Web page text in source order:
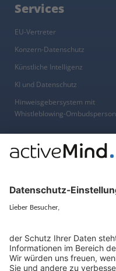
Services
EU-Vertreter
Konzern-Datenschutz
Künstliche Intelligenz
KI und Datenschutz
Hinweisgebersystem mit
Whistleblowing-Ombudsperson
Über
Datenschutzhinweise
Impressum